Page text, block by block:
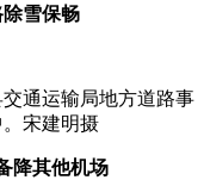
除雪保畅
通运输局地方道路事
宋建明摄
降其他机场